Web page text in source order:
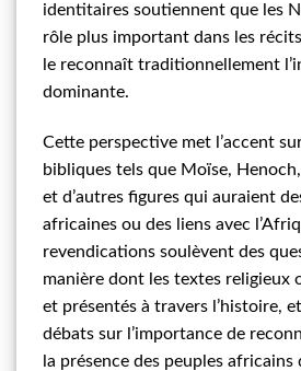
identitaires soutiennent que les
rôle plus important dans les
le reconnaît traditionnellement
dominante.
Cette perspective met l’accent
bibliques tels que Moïse, Henoch,
et d’autres figures qui auraient
africaines ou des liens avec
revendications soulèvent des
manière dont les textes religieux
et présentés à travers l’histoire,
débats sur l’importance de
la présence des peuples africains